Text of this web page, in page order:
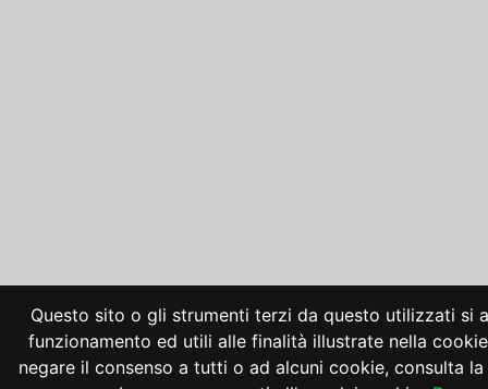
Questo sito o gli strumenti terzi da questo utilizzati si
funzionamento ed utili alle finalità illustrate nella
negare il consenso a tutti o ad alcuni cookie, consulta